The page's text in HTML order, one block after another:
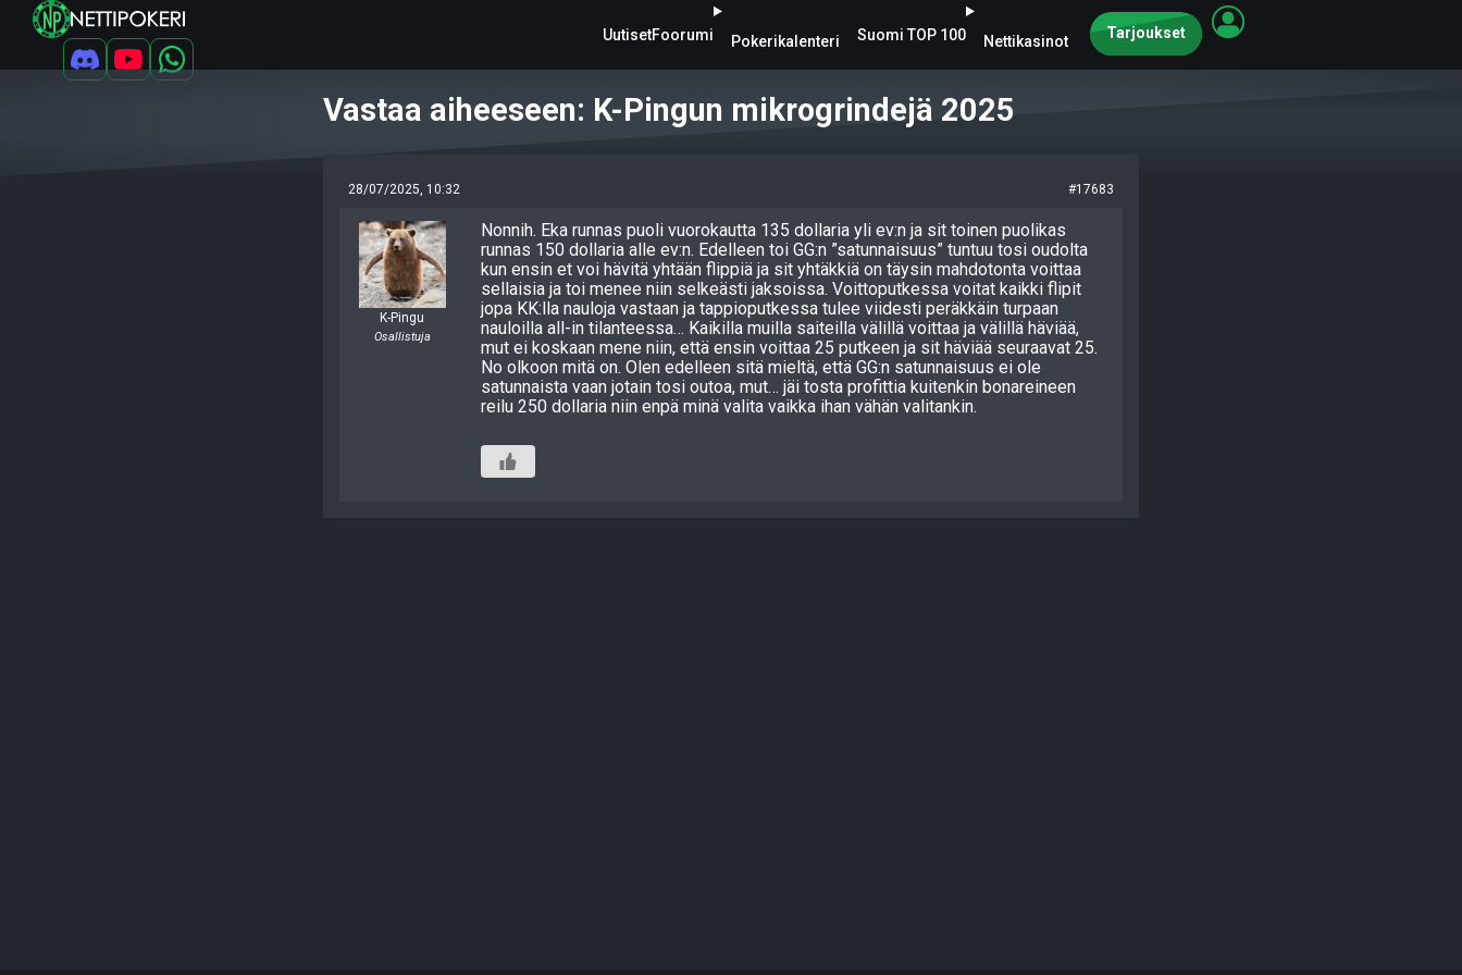
UutisetFoorumi Pokerikalenteri Suomi TOP 100 Nettikasinot Tarjoukset
Vastaa aiheeseen: K-Pingun mikrogrindejä 2025
28/07/2025, 10:32 #17683
K-Pingu
Osallistuja
Nonnih. Eka runnas puoli vuorokautta 135 dollaria yli ev:n ja sit toinen puolikas
runnas 150 dollaria alle ev:n. Edelleen toi GG:n ”satunnaisuus” tuntuu tosi oudolta
kun ensin et voi hävitä yhtään flippiä ja sit yhtäkkiä on täysin mahdotonta voittaa
sellaisia ja toi menee niin selkeästi jaksoissa. Voittoputkessa voitat kaikki flipit
jopa KK:lla nauloja vastaan ja tappioputkessa tulee viidesti peräkkäin turpaan
nauloilla all-in tilanteessa… Kaikilla muilla saiteilla välillä voittaa ja välillä häviää,
mut ei koskaan mene niin, että ensin voittaa 25 putkeen ja sit häviää seuraavat 25.
No olkoon mitä on. Olen edelleen sitä mieltä, että GG:n satunnaisuus ei ole
satunnaista vaan jotain tosi outoa, mut… jäi tosta profittia kuitenkin bonareineen
reilu 250 dollaria niin enpä minä valita vaikka ihan vähän valitankin.